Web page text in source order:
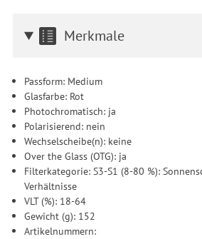
Merkmale
Passform: Medium
Glasfarbe: Rot
Photochromatisch: ja
Polarisierend: nein
Wechselscheibe(n): keine
Over the Glass (OTG): ja
Filterkategorie: S3-S1 (8-80 %):
Verhältnisse
VLT (%): 18-64
Gewicht (g): 152
Artikelnummern: